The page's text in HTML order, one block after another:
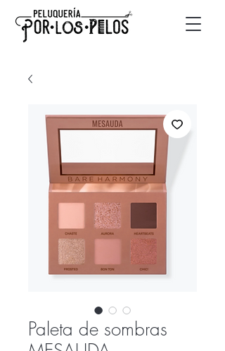
Paleta de sombras